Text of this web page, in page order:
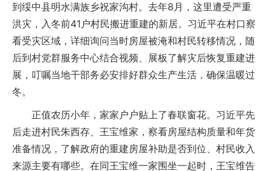
到绥中县明水满族乡祝家沟村。去年8月，这里遭受严重
洪灾，入冬前41户村民搬进重建的新居。习近平在村口察
看受灾区域，详细询问当时房屋被淹和村民转移情况，随
后到村党群服务中心结合视频、展板了解灾后恢复重建进
展，叮嘱当地干部务必安排好群众生产生活，确保温暖过
冬。
正值农历小年，家家户户贴上了春联窗花。习近平先
后走进村民朱西存、王宝维家，察看房屋结构质量和年货
准备情况，了解政府的重建房屋补助是否到位、村民收入
来源主要有哪些。在同王宝维一家围坐一起时，王宝维告